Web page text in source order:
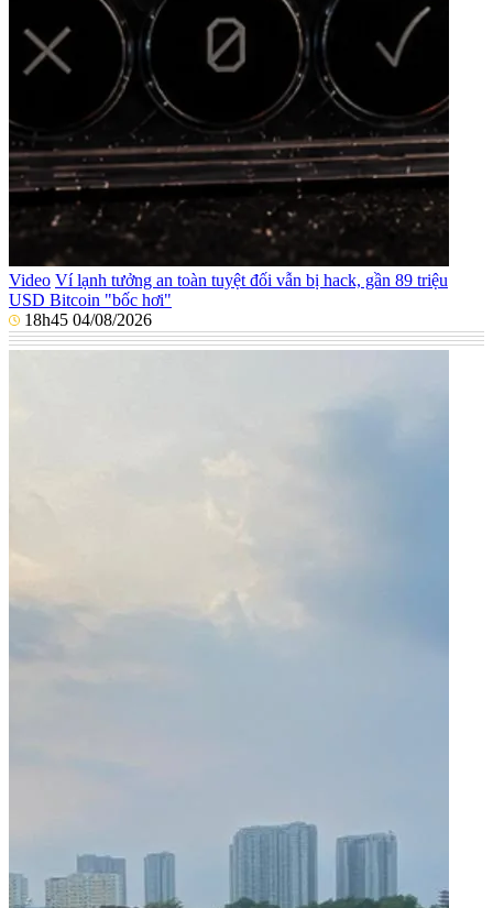
Video Ví lạnh tưởng an toàn tuyệt đối vẫn bị hack, gần 89 triệu
USD Bitcoin "bốc hơi"
18h45 04/08/2026